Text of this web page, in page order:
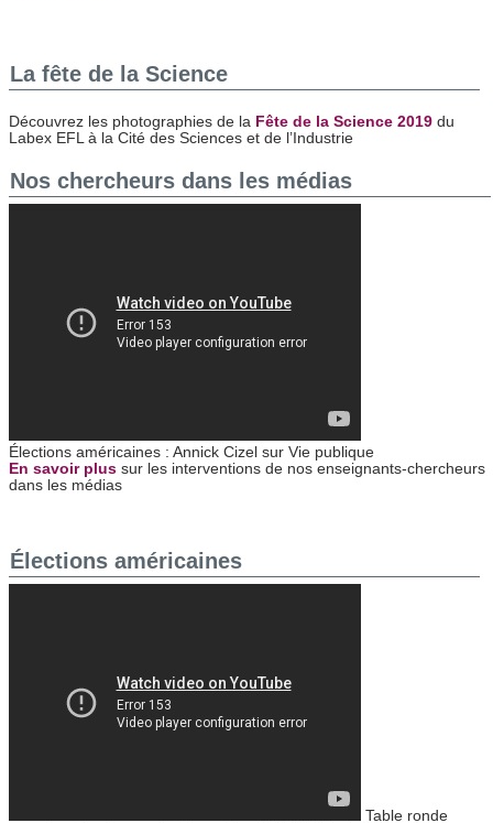
médias sociaux et d'analyser notre trafic. Nous
partageons également des informations sur l'utilisation de
notre site avec nos partenaires de médias sociaux, de
d'autres informations que vous leur avez fournies ou qu'ils
La fête de la Science
Découvrez les photographies de la Fête de la Science 2019 du
Labex EFL à la Cité des Sciences et de l’Industrie
Nos chercheurs dans les médias
Élections américaines : Annick Cizel sur Vie publique
En savoir plus sur les interventions de nos enseignants-chercheurs
dans les médias
Élections américaines
Table ronde